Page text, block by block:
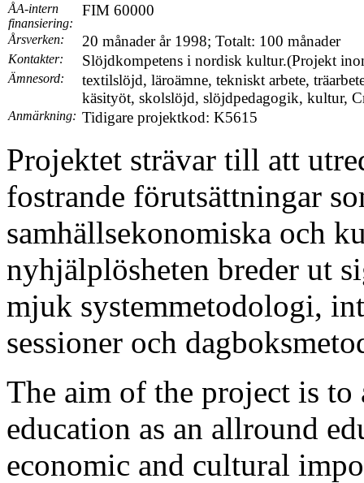
ÅA-intern
finansiering:
FIM 60000
Årsverken: 20 månader år 1998; Totalt: 100 månader
Kontakter: Slöjdkompetens i nordisk kultur.(Projekt
Ämnesord:
textilslöjd, läroämne, tekniskt arbete,
käsityöt, skolslöjd, slöjdpedagogik, kultur,
Anmärkning: Tidigare projektkod: K5615
Projektet strävar till att
fostrande förutsättningar
samhällsekonomiska och
nyhjälplösheten breder ut
mjuk systemmetodologi,
sessioner och
The aim of the project is
education as an allround
economic and cultural